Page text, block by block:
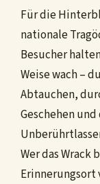
Für die
nationale
Besucher
Weise wach –
Abtauchen,
Geschehen
Wer das Wrack
Erinnerungsort